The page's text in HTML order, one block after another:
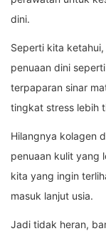
dini.
Seperti kita
penuaan dini
terpaparan sinar
tingkat stress lebih
Hilangnya kolagen
penuaan kulit yang
kita yang ingin
masuk lanjut usia.
Jadi tidak heran,